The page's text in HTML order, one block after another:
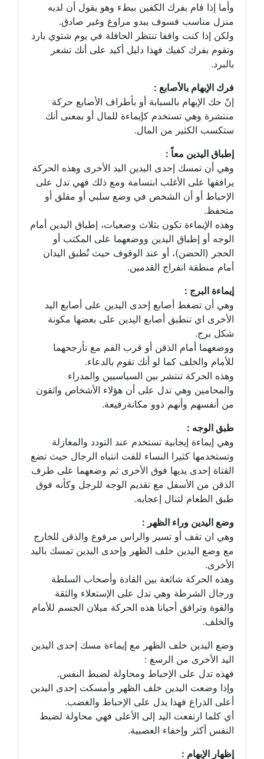
وأما إذا قام بفرك الكفين ببطء وهو يقول أن لديه
منزل مناسب فسوف يبدو مراوغ وغير صادق.
ولكن إذا كنت واقفا تنتظر الحافلة في يوم شتوي بارد
وتقوم بفرك كفيك فهذا دليل أكيد على أنك تشعر
بالبرد.
فرك الإبهام بالأصابع :
إنّ حك الإبهام بالسبابة أو بأطراف الأصابع حركة
منتشرة وهي تستخدم كإيماءة للمال أو بمعنى أنك
ستكسب الكثير من المال.
إطباق اليدين معاً :
وهي أن تمسك إحدى اليدين اليد الأخرى وهذه الحركة
يرافقها على الأغلب ابتسامة ومع ذلك فهي تدل على
الإحباط أو أن الشخص في وضع سلبي أو مقلق أو
متحفظ.
وهذه الإيماءة تكون بثلاث وضعيات، إطباق اليدين أمام
الوجه أو إطباق اليدين ووضعهما على المكتب أو
الحجر (الحضن)، أو عند الوقوف حيث تُطبق اليدان
أمام منطقة انفراج القدمين.
إيماءة البرج :
وهي أن تضغط أصابع إحدى اليدين على أصابع اليد
الأخرى اي تنطبق أصابع اليدين على بعضها مكونة
شكل برج.
ووضعهما أمام الذقن أو قرب الفم مع تأرجحهما
للأمام والخلف كما لو أنك تقوم بالدعاء.
وهذه الحركة تنتشر بين السياسيين والمدراء
والمحامين وهي تدل على أن هؤلاء الأشخاص واثقون
من أنفسهم وأنهم ذوو مكانةرفيعة.
طبق الوجه :
وهي إيماءة إيجابية تستخدم عند التودد والمغازلة
وتستخدمها كثيرا النساء للفت انتباه الرجال حيث تضع
الفتاة إحدى يديها فوق الأخرى ثم وضعهما على طرف
الذقن من الأسفل مع تقديم الوجه للرجل وكأنه فوق
طبق الطعام لتنال إعجابه.
وضع اليدين وراء الظهر :
وهي ان تقف أو تسير والراس مرفوع والذقن للخارج
مع وضع اليدين خلف الظهر وإحدى اليدين تمسك باليد
الأخرى.
وهذه الحركة شائعة بين القادة وأصحاب السلطة
ورجال الشرطة وهي تدل على الإستعلاء والثقة
والقوة وترافق أحيانا هذه الحركة ميلان الجسم للأمام
والخلف.
وضع اليدين خلف الظهر مع إيماءة مسك إحدى اليدين
اليد الأخرى من الرسغ :
فهذه تدل على الإحباط ومحاولة لضبط النفس.
وإذا وضعت اليدين خلف الظهر وأمسكت إحدى اليدين
أعلى الذراع فهذا يدل على الإحباط والغضب.
أي كلما ارتفعت اليد إلى الأعلى فهي محاولة لضبط
النفس أكثر وإخفاء العصبية.
إظهار الإبهام :